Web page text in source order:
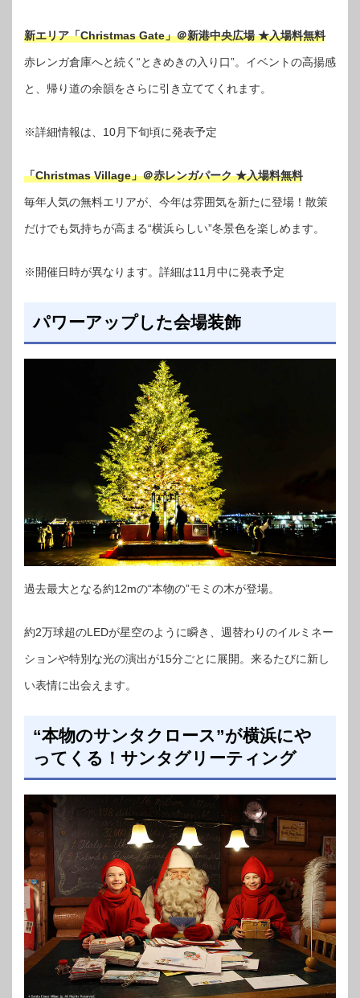
新エリア「Christmas Gate」＠新港中央広場 ★入場料無料
赤レンガ倉庫へと続く“ときめきの入り口”。イベントの高揚感
と、帰り道の余韻をさらに引き立ててくれます。
※詳細情報は、10月下旬頃に発表予定
「Christmas Village」＠赤レンガパーク ★入場料無料
毎年人気の無料エリアが、今年は雰囲気を新たに登場！散策
だけでも気持ちが高まる“横浜らしい”冬景色を楽しめます。
※開催日時が異なります。詳細は11月中に発表予定
パワーアップした会場装飾
過去最大となる約12mの“本物の”モミの木が登場。
約2万球超のLEDが星空のように瞬き、週替わりのイルミネー
ションや特別な光の演出が15分ごとに展開。来るたびに新し
い表情に出会えます。
“本物のサンタクロース”が横浜にや
ってくる！サンタグリーティング